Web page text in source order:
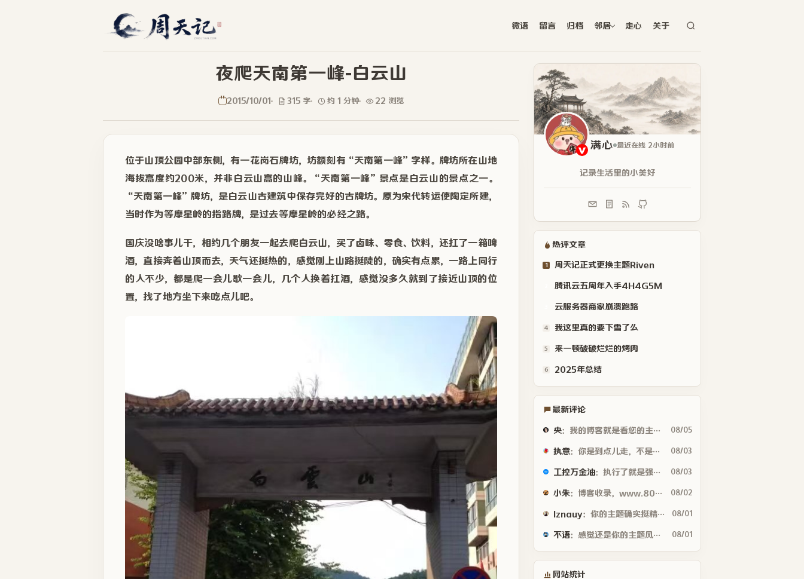
微语 留言 归档 邻居 走心 关于
夜爬天南第一峰-白云山
2015/10/01 315 字 约 1 分钟 22 浏览
位于山顶公园中部东侧，有一花岗石牌坊，坊额刻有“天南第一峰”字样。牌坊所在山地
海拔高度约200米，并非白云山高的山峰。“天南第一峰”景点是白云山的景点之一。
“天南第一峰”牌坊，是白云山古建筑中保存完好的古牌坊。原为宋代转运使陶定所建，
当时作为等摩星岭的指路牌，是过去等摩星岭的必经之路。
国庆没啥事儿干，相约几个朋友一起去爬白云山，买了卤味、零食、饮料，还扛了一箱啤
酒，直接奔着山顶而去，天气还挺热的，感觉刚上山路挺陡的，确实有点累，一路上同行
的人不少，都是爬一会儿歇一会儿，几个人换着扛酒，感觉没多久就到了接近山顶的位
置，找了地方坐下来吃点儿吧。
满心 最近在线 2小时前
记录生活里的小美好
热评文章
1 周天记正式更换主题Riven
腾讯云五周年入手4H4G5M
云服务器商家崩溃跑路
4 我这里真的要下雪了么
5 来一顿破破烂烂的烤肉
6 2025年总结
最新评论
央：我的博客就是看您的主题魔改的。现在好多人用你这个AI做的，就否定别人... 08/05
执意：你是到点儿走，不是早走，怕啥 08/03
工控万金油：执行了就是强。但这个质量问题不应该由物业或是房产公司来处理吗😂 08/03
小朱：博客收录，www.80tz.cn😊 08/02
lznauy：你的主题确实挺精致的，一看就是花很多时间打磨的，现在都是用AI写代码... 08/01
不语：感觉还是你的主题风格好看 08/01
网站统计